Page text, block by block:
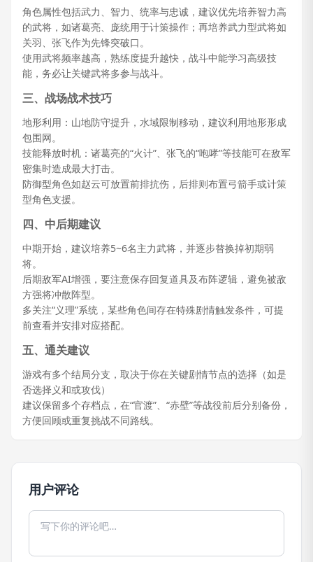
角色属性包括武力、智力、统率与忠诚，建议优先培养智力高
的武将，如诸葛亮、庞统用于计策操作；再培养武力型武将如
关羽、张飞作为先锋突破口。
使用武将频率越高，熟练度提升越快，战斗中能学习高级技
能，务必让关键武将多参与战斗。
三、战场战术技巧
地形利用：山地防守提升，水域限制移动，建议利用地形形成
包围网。
技能释放时机：诸葛亮的“火计”、张飞的“咆哮”等技能可在敌军
密集时造成最大打击。
防御型角色如赵云可放置前排抗伤，后排则布置弓箭手或计策
型角色支援。
四、中后期建议
中期开始，建议培养5~6名主力武将，并逐步替换掉初期弱
将。
后期敌军AI增强，要注意保存回复道具及布阵逻辑，避免被敌
方强将冲散阵型。
多关注“义理”系统，某些角色间存在特殊剧情触发条件，可提
前查看并安排对应搭配。
五、通关建议
游戏有多个结局分支，取决于你在关键剧情节点的选择（如是
否选择义和或攻伐）
建议保留多个存档点，在“官渡”、“赤壁”等战役前后分别备份，
方便回顾或重复挑战不同路线。
用户评论